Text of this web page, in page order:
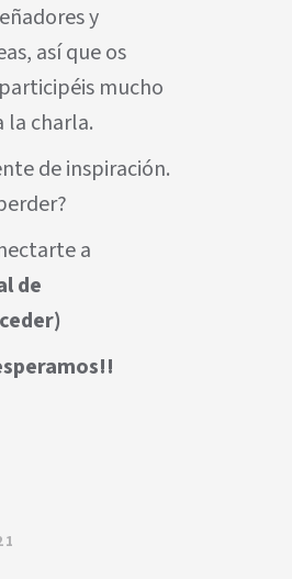
y
así que os
mucho
charla.
de inspiración.
a
de